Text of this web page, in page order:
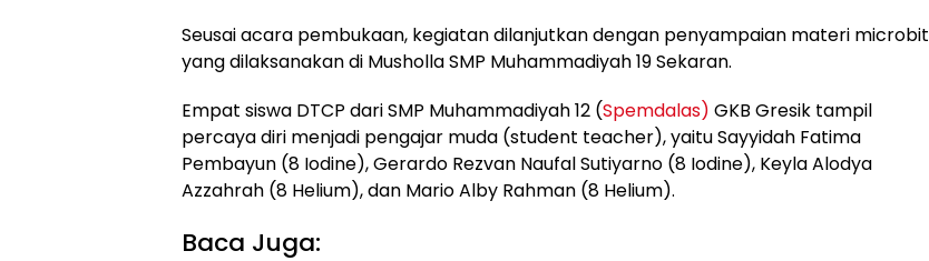
Seusai acara pembukaan, kegiatan dilanjutkan dengan penyampaian materi microbit
yang dilaksanakan di Musholla SMP Muhammadiyah 19 Sekaran.
Empat siswa DTCP dari SMP Muhammadiyah 12 (Spemdalas) GKB Gresik tampil
percaya diri menjadi pengajar muda (student teacher), yaitu Sayyidah Fatima
Pembayun (8 Iodine), Gerardo Rezvan Naufal Sutiyarno (8 Iodine), Keyla Alodya
Azzahrah (8 Helium), dan Mario Alby Rahman (8 Helium).
Baca Juga: